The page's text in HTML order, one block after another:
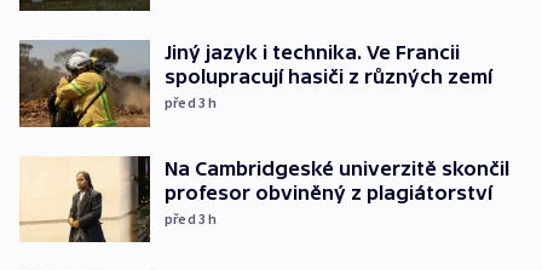
Jiný jazyk i technika. Ve Francii
spolupracují hasiči z různých zemí
před 3h
Na Cambridgeské univerzitě skončil
profesor obviněný z plagiátorství
před 3h